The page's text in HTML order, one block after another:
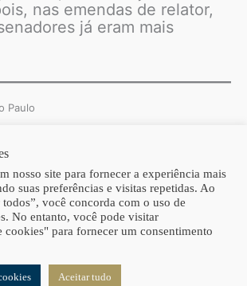
nas emendas de relator,
já eram mais
Paulo
© 2026 | Homero Costa Advogados
nosso site para fornecer a experiência mais
suas preferências e visitas repetidas. Ao
você concorda com o uso de
No entanto, você pode visitar
cookies" para fornecer um consentimento
Aceitar tudo